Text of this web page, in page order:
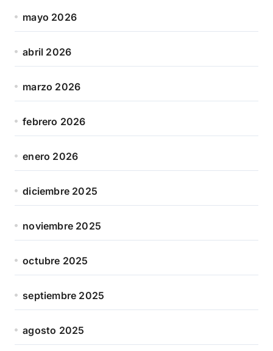
mayo 2026
abril 2026
marzo 2026
febrero 2026
enero 2026
diciembre 2025
noviembre 2025
octubre 2025
septiembre 2025
agosto 2025